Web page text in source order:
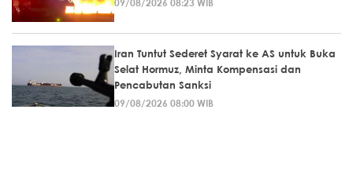
09/08/2026 08:23 WIB
Iran Tuntut Sederet Syarat ke AS untuk Buka
Selat Hormuz, Minta Kompensasi dan
Pencabutan Sanksi
09/08/2026 08:00 WIB